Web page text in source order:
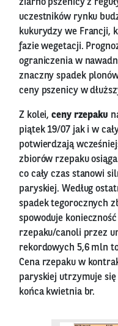
ziarno pszenicy z
uczestników rynku
kukurydzy we Francji,
fazie wegetacji.
ograniczenia w
znaczny spadek
ceny pszenicy w
Z kolei,ceny rzepaku
piątek 19/07 jak i w
potwierdzają
zbiorów rzepaku
co cały czas stanowi
paryskiej. Według
spadek tegorocznych
spowoduje
rzepaku/canoli przez
rekordowych 5,6 mln
Cena rzepaku w
paryskiej utrzymuje
końca kwietnia br.